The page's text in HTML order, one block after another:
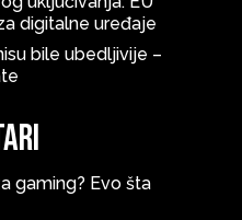
digitalne uređaje
bile ubedljivije –
gaming? Evo šta